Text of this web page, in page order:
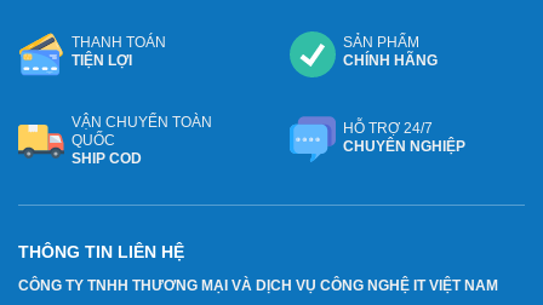
THANH TOÁN
TIỆN LỢI
SẢN PHẨM
CHÍNH HÃNG
VẬN CHUYỂN TOÀN
QUỐC
SHIP COD
HỖ TRỢ 24/7
CHUYÊN NGHIỆP
THÔNG TIN LIÊN HỆ
CÔNG TY TNHH THƯƠNG MẠI VÀ DỊCH VỤ CÔNG NGHỆ IT VIỆT NAM